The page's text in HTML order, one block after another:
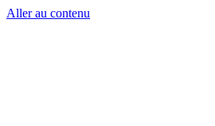
Aller au contenu